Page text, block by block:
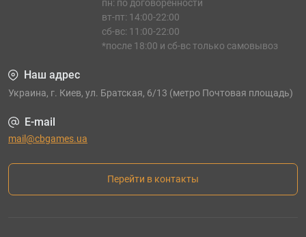
пн: по договорённости
вт-пт: 14:00-22:00
сб-вс: 11:00-22:00
*после 18:00 и сб-вс только самовывоз
Наш адрес
Украина, г. Киев, ул. Братская, 6/13 (метро Почтовая площадь)
E-mail
mail@cbgames.ua
Перейти в контакты